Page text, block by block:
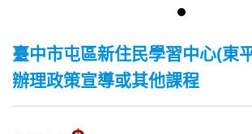
臺中市屯區新住民學習中心(東
辦理政策宣導或其他課程